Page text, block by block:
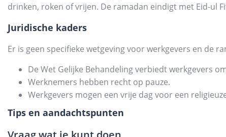
drinken, roken of vrijen. De ramadan eindigt met Eid-ul
Juridische kaders
Er is geen specifieke wetgeving voor werkgevers en de
De Wet Gelijke Behandeling verbiedt werkgevers
Werknemers hebben recht op pauze.
Werkgevers mogen een vrije dag voor een
Tips en aandachtspunten